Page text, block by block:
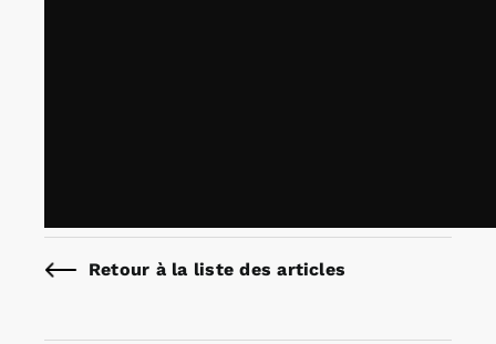
Retour à la liste des articles